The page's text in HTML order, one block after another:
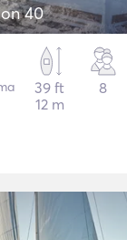
40
39 ft
12 m
8